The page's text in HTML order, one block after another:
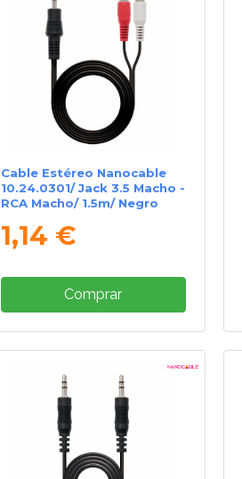
Cable Estéreo Nanocable
10.24.0301/ Jack 3.5 Macho -
RCA Macho/ 1.5m/ Negro
1,14 €
Comprar